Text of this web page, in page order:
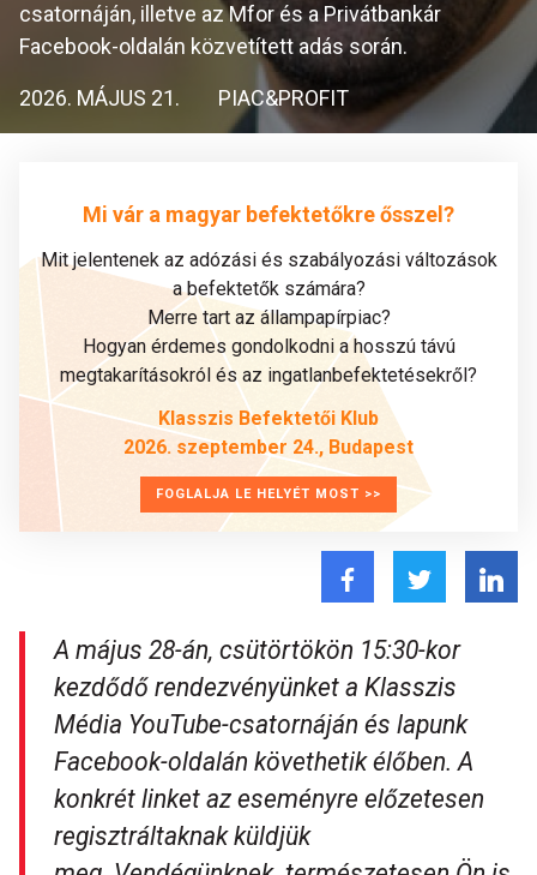
csatornáján, illetve az Mfor és a Privátbankár
Facebook-oldalán közvetített adás során.
2026. MÁJUS 21. PIAC&PROFIT
Mi vár a magyar befektetőkre ősszel?
Mit jelentenek az adózási és szabályozási változások
a befektetők számára?
Merre tart az állampapírpiac?
Hogyan érdemes gondolkodni a hosszú távú
megtakarításokról és az ingatlanbefektetésekről?
Klasszis Befektetői Klub
2026. szeptember 24., Budapest
FOGLALJA LE HELYÉT MOST >>
A május 28-án, csütörtökön 15:30-kor
kezdődő rendezvényünket a Klasszis
Média YouTube-csatornáján és lapunk
Facebook-oldalán követhetik élőben. A
konkrét linket az eseményre előzetesen
regisztráltaknak küldjük